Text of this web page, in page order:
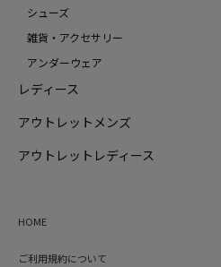
シューズ
雑貨・アクセサリー
アンダーウェア
レディース
アウトレットメンズ
アウトレットレディース
HOME
ご利用規約について